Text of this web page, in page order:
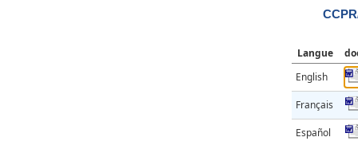
Langue
English
Français
Español